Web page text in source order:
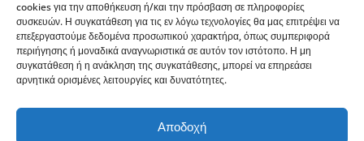
cookies για την αποθήκευση ή/και την πρόσβαση σε πληροφορίες
συσκευών. Η συγκατάθεση για τις εν λόγω τεχνολογίες θα μας επιτρέψει να
επεξεργαστούμε δεδομένα προσωπικού χαρακτήρα, όπως συμπεριφορά
περιήγησης ή μοναδικά αναγνωριστικά σε αυτόν τον ιστότοπο. Η μη
συγκατάθεση ή η ανάκληση της συγκατάθεσης, μπορεί να επηρεάσει
αρνητικά ορισμένες λειτουργίες και δυνατότητες.
Αποδοχή